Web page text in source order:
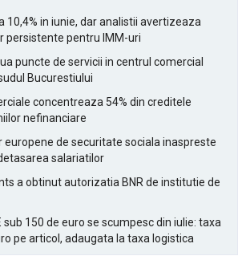
10,4% in iunie, dar analistii avertizeaza
persistente pentru IMM-uri
puncte de servicii in centrul comercial
Bucurestiului
concentreaza 54% din creditele
nefinanciare
europene de securitate sociala inaspreste
salariatilor
a obtinut autorizatia BNR de institutie de
sub 150 de euro se scumpesc din iulie: taxa
pe articol, adaugata la taxa logistica